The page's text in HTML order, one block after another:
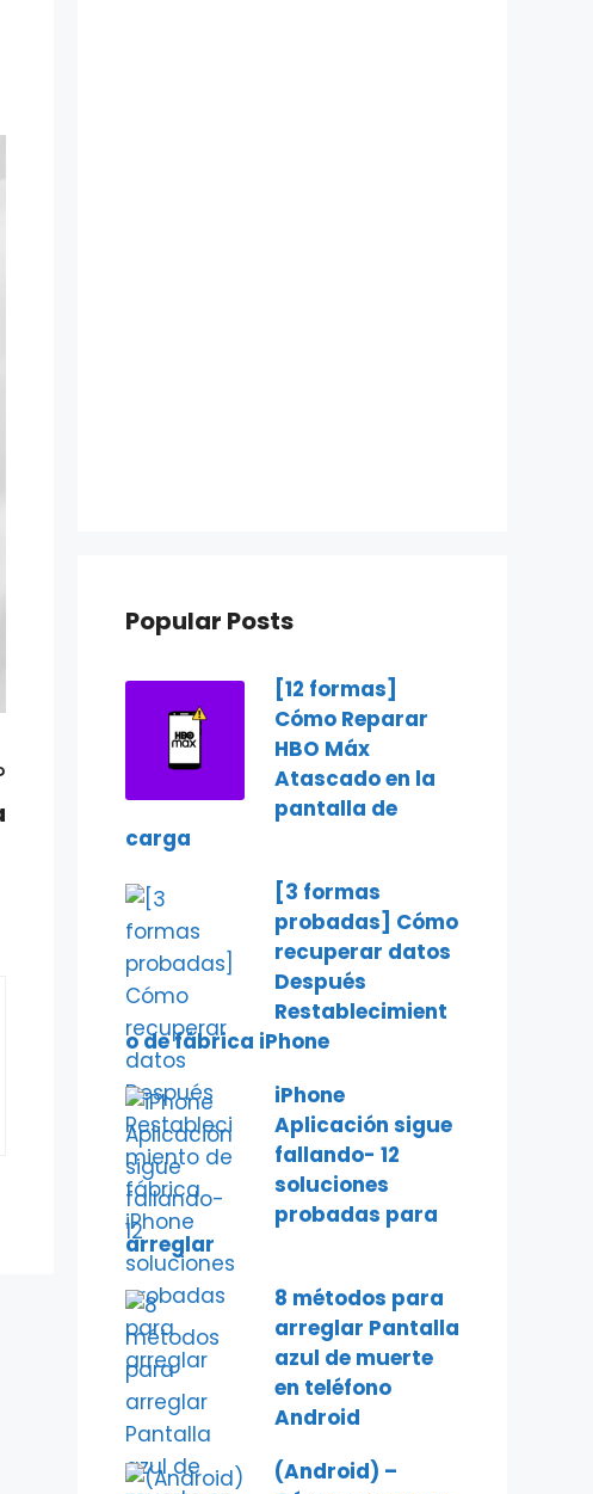
Popular Posts
[12 formas]
Cómo Reparar
HBO Máx
Atascado en la
pantalla de
carga
[3 formas
probadas] Cómo
recuperar datos
Después
Restablecimient
o de fábrica iPhone
iPhone
Aplicación sigue
fallando- 12
soluciones
probadas para
arreglar
8 métodos para
arreglar Pantalla
azul de muerte
en teléfono
Android
(Android) –